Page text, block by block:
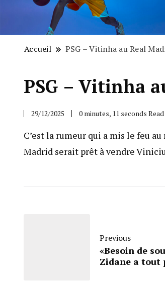
Accueil PSG – Vitinha au Real
PSG – Vitinha
29/12/2025 0 minutes, 11 seconds Read
C’est la rumeur qui a mis le feu
Madrid serait prêt à vendre
Previous
«Besoin de
Zidane a tout